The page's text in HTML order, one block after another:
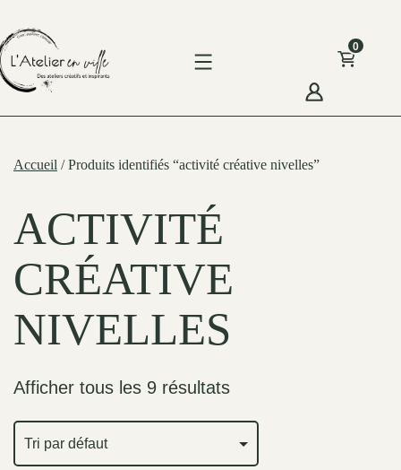
to
content
0
Accueil / Produits identifiés “activité créative nivelles”
ACTIVITÉ
CRÉATIVE
NIVELLES
Afficher tous les 9 résultats